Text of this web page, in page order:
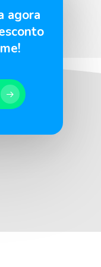
agora